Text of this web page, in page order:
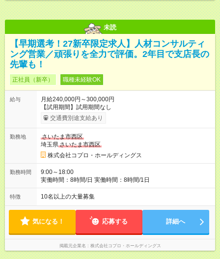
未読
【早期選考！27新卒限定求人】人材コンサルティ
ング営業／頑張りを全力で評価。2年目で支店長の
先輩も！
正社員（新卒） 職種未経験OK
給与
月給240,000円～300,000円
【試用期間】試用期間なし
交通費別途支給あり
勤務地
さいたま市西区
埼玉県さいたま市西区
株式会社コプロ・ホールディングス
勤務時間
9:00～18:00
実働時間：8時間/日 実働時間：8時間/1日
特徴 10名以上の大量募集
気になる！ 応募する 詳細へ
掲載元企業名 株式会社コプロ・ホールディングス